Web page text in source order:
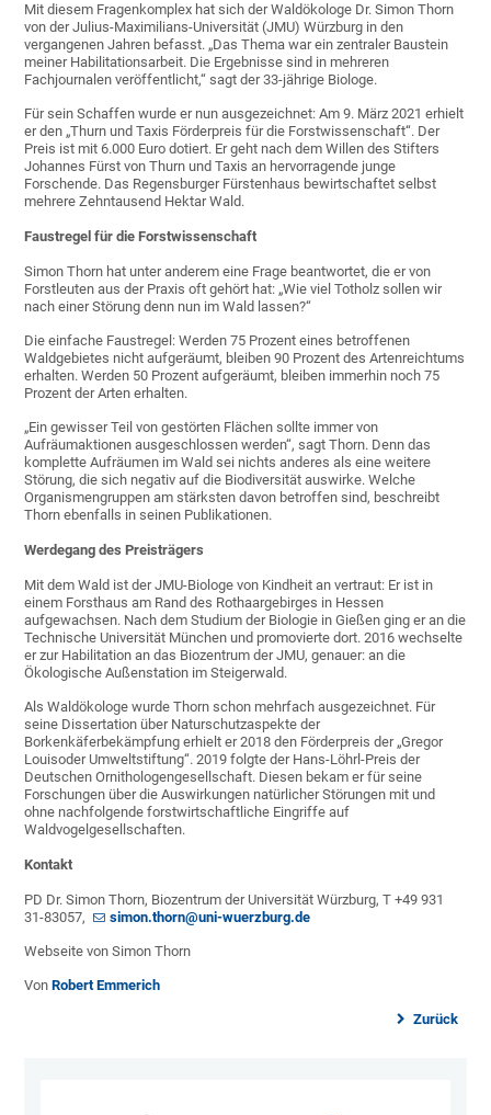
Mit diesem Fragenkomplex hat sich der Waldökologe Dr. Simon Thorn
von der Julius-Maximilians-Universität (JMU) Würzburg in den
vergangenen Jahren befasst. „Das Thema war ein zentraler Baustein
meiner Habilitationsarbeit. Die Ergebnisse sind in mehreren
Fachjournalen veröffentlicht,“ sagt der 33-jährige Biologe.
Für sein Schaffen wurde er nun ausgezeichnet: Am 9. März 2021 erhielt
er den „Thurn und Taxis Förderpreis für die Forstwissenschaft“. Der
Preis ist mit 6.000 Euro dotiert. Er geht nach dem Willen des Stifters
Johannes Fürst von Thurn und Taxis an hervorragende junge
Forschende. Das Regensburger Fürstenhaus bewirtschaftet selbst
mehrere Zehntausend Hektar Wald.
Faustregel für die Forstwissenschaft
Simon Thorn hat unter anderem eine Frage beantwortet, die er von
Forstleuten aus der Praxis oft gehört hat: „Wie viel Totholz sollen wir
nach einer Störung denn nun im Wald lassen?“
Die einfache Faustregel: Werden 75 Prozent eines betroffenen
Waldgebietes nicht aufgeräumt, bleiben 90 Prozent des Artenreichtums
erhalten. Werden 50 Prozent aufgeräumt, bleiben immerhin noch 75
Prozent der Arten erhalten.
„Ein gewisser Teil von gestörten Flächen sollte immer von
Aufräumaktionen ausgeschlossen werden“, sagt Thorn. Denn das
komplette Aufräumen im Wald sei nichts anderes als eine weitere
Störung, die sich negativ auf die Biodiversität auswirke. Welche
Organismengruppen am stärksten davon betroffen sind, beschreibt
Thorn ebenfalls in seinen Publikationen.
Werdegang des Preisträgers
Mit dem Wald ist der JMU-Biologe von Kindheit an vertraut: Er ist in
einem Forsthaus am Rand des Rothaargebirges in Hessen
aufgewachsen. Nach dem Studium der Biologie in Gießen ging er an die
Technische Universität München und promovierte dort. 2016 wechselte
er zur Habilitation an das Biozentrum der JMU, genauer: an die
Ökologische Außenstation im Steigerwald.
Als Waldökologe wurde Thorn schon mehrfach ausgezeichnet. Für
seine Dissertation über Naturschutzaspekte der
Borkenkäferbekämpfung erhielt er 2018 den Förderpreis der „Gregor
Louisoder Umweltstiftung“. 2019 folgte der Hans-Löhrl-Preis der
Deutschen Ornithologengesellschaft. Diesen bekam er für seine
Forschungen über die Auswirkungen natürlicher Störungen mit und
ohne nachfolgende forstwirtschaftliche Eingriffe auf
Waldvogelgesellschaften.
Kontakt
PD Dr. Simon Thorn, Biozentrum der Universität Würzburg, T +49 931
31-83057,
simon.thorn@uni-wuerzburg.de
Webseite von Simon Thorn
VonRobert Emmerich
Zurück